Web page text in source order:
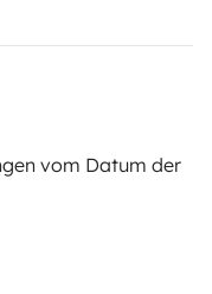
vom Datum der